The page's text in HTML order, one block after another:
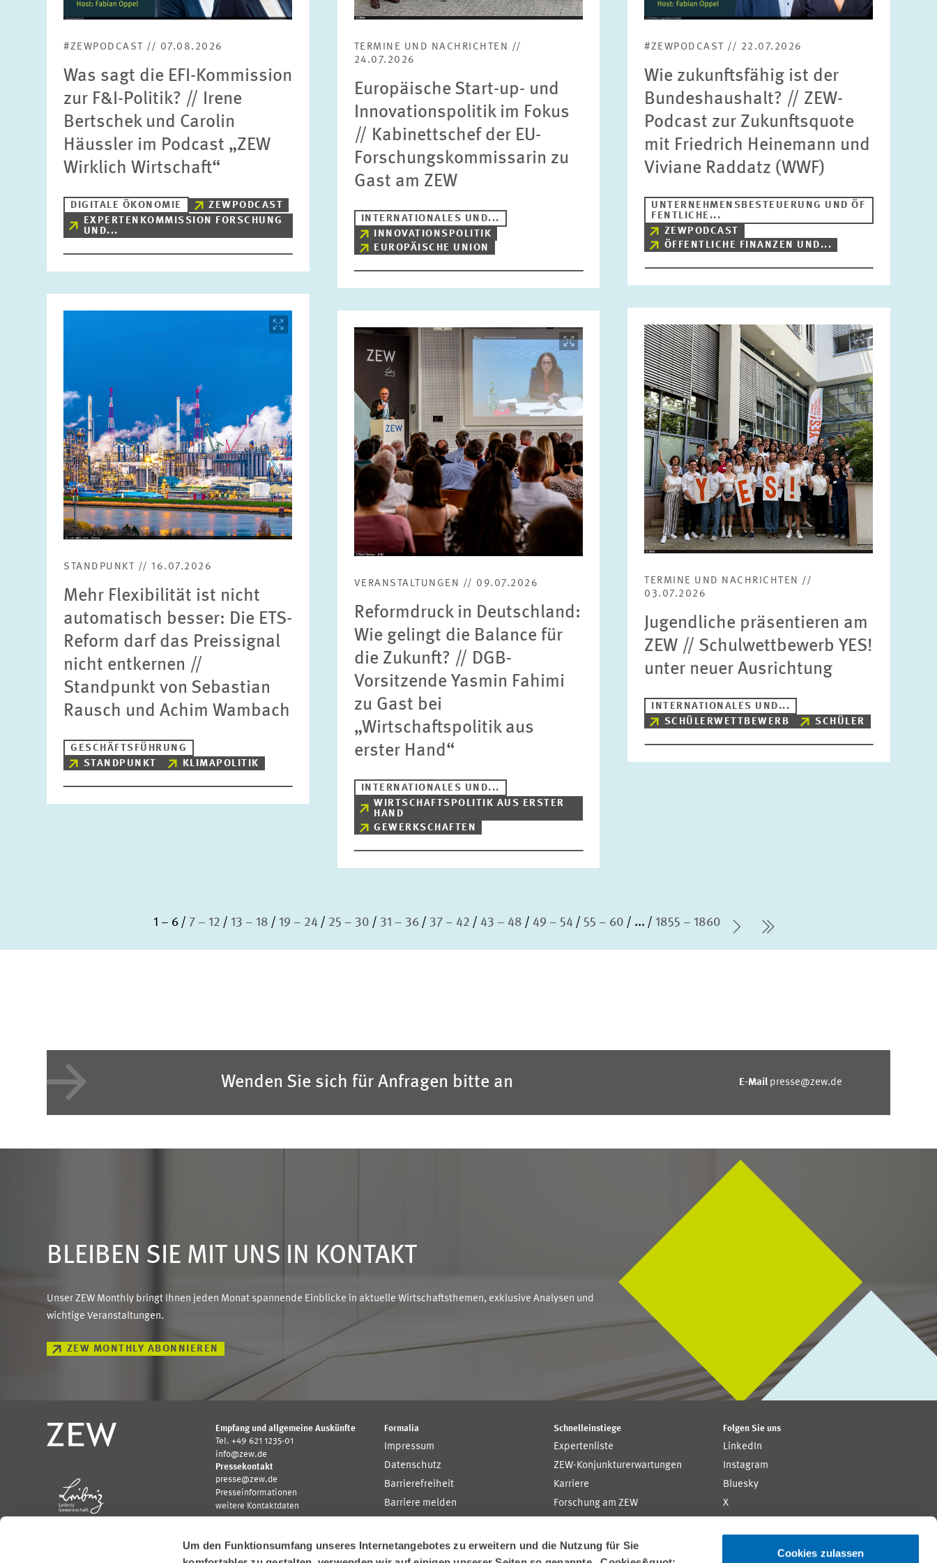
Um den Funktionsumfang unseres Internetangebotes zu erweitern und die Nutzung für Sie
Cookies zulassen
Bitte wählen
Schlagworte
ZURÜCKSETZEN SUCHEN
#ZEWPODCAST // 07.08.2026
Was sagt die EFI-Kommission
zur F&I-Politik? // Irene
Bertschek und Carolin
Häussler im Podcast „ZEW
Wirklich Wirtschaft“
DIGITALE ÖKONOMIE
ZEWPODCAST
EXPERTENKOMMISSION FORSCHUNG
UND...
TERMINE UND NACHRICHTEN //
24.07.2026
Europäische Start-up- und
Innovationspolitik im Fokus
// Kabinettschef der EU-
Forschungskommissarin zu
Gast am ZEW
INTERNATIONALES UND...
INNOVATIONSPOLITIK
EUROPÄISCHE UNION
#ZEWPODCAST // 22.07.2026
Wie zukunftsfähig ist der
Bundeshaushalt? // ZEW-
Podcast zur Zukunftsquote
mit Friedrich Heinemann und
Viviane Raddatz (WWF)
UNTERNEHMENSBESTEUERUNG UND ÖF
FENTLICHE...
ZEWPODCAST
ÖFFENTLICHE FINANZEN UND...
STANDPUNKT // 16.07.2026
Mehr Flexibilität ist nicht
automatisch besser: Die ETS-
Reform darf das Preissignal
nicht entkernen //
Standpunkt von Sebastian
Rausch und Achim Wambach
GESCHÄFTSFÜHRUNG
STANDPUNKT
KLIMAPOLITIK
Bild
öffnet
vergrößerter
Ansicht
VERANSTALTUNGEN // 09.07.2026
Reformdruck in Deutschland:
Wie gelingt die Balance für
die Zukunft? // DGB-
Vorsitzende Yasmin Fahimi
zu Gast bei
„Wirtschaftspolitik aus
erster Hand“
INTERNATIONALES UND...
WIRTSCHAFTSPOLITIK AUS ERSTER
HAND
GEWERKSCHAFTEN
Bild
öffnet
in
vergrößerter
Ansicht
TERMINE UND NACHRICHTEN //
03.07.2026
Jugendliche präsentieren am
ZEW // Schulwettbewerb YES!
unter neuer Ausrichtung
INTERNATIONALES UND...
SCHÜLERWETTBEWERB
SCHÜLER
1 – 6 7 – 12 13 – 18 19 – 24 25 – 30 31 – 36 37 – 42 43 – 48 49 – 54 55 – 60 ... 1855 – 1860
Nächste Seite
letzte Seite
Wenden Sie sich für Anfragen bitte an E-Mail presse@zew.de
BLEIBEN SIE MIT UNS IN KONTAKT
Unser ZEW Monthly bringt Ihnen jeden Monat spannende Einblicke in aktuelle Wirtschaftsthemen, exklusive Analysen und
wichtige Veranstaltungen.
ZEW MONTHLY ABONNIEREN
Empfang und allgemeine Auskünfte
Tel. +49 621 1235-01
info@zew.de
Pressekontakt
presse@zew.de
Presseinformationen
weitere Kontaktdaten
Formalia
Impressum
Datenschutz
Barrierefreiheit
Barriere melden
Schnelleinstiege
Expertenliste
ZEW-Konjunkturerwartungen
Karriere
Forschung am ZEW
MannheimTaxation
Folgen Sie uns
LinkedIn
Instagram
Bluesky
X